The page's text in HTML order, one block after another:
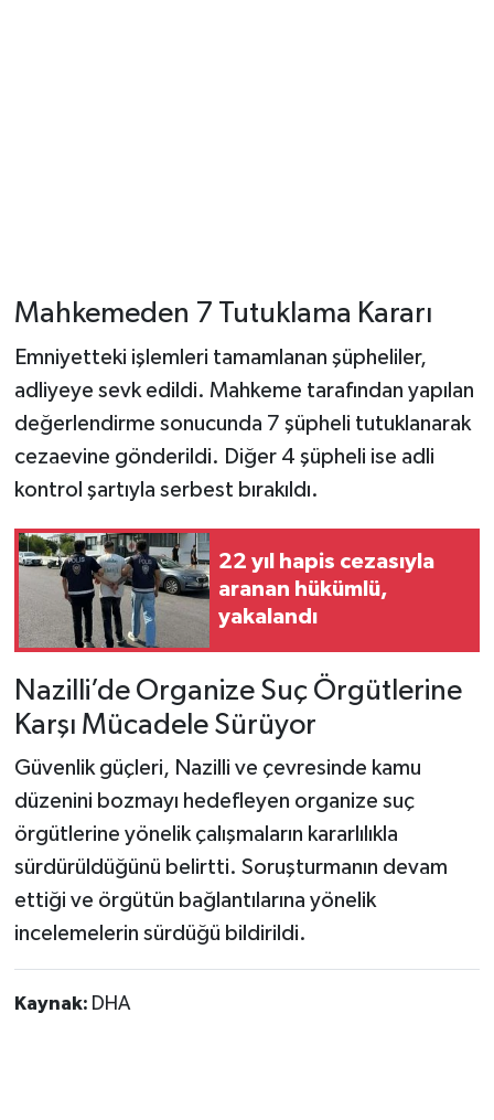
Mahkemeden 7 Tutuklama Kararı
Emniyetteki işlemleri tamamlanan şüpheliler,
adliyeye sevk edildi. Mahkeme tarafından yapılan
değerlendirme sonucunda 7 şüpheli tutuklanarak
cezaevine gönderildi. Diğer 4 şüpheli ise adli
kontrol şartıyla serbest bırakıldı.
22 yıl hapis cezasıyla
aranan hükümlü,
yakalandı
Nazilli’de Organize Suç Örgütlerine
Karşı Mücadele Sürüyor
Güvenlik güçleri, Nazilli ve çevresinde kamu
düzenini bozmayı hedefleyen organize suç
örgütlerine yönelik çalışmaların kararlılıkla
sürdürüldüğünü belirtti. Soruşturmanın devam
ettiği ve örgütün bağlantılarına yönelik
incelemelerin sürdüğü bildirildi.
Kaynak: DHA